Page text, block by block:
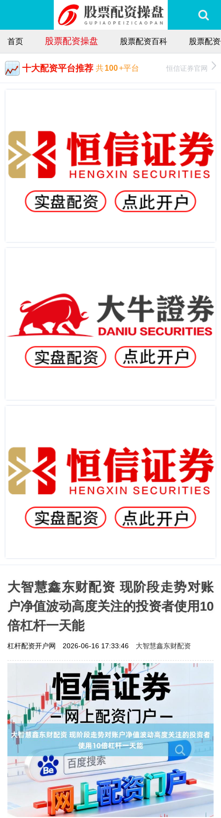
首页 股票配资操盘 股票配资百科 股票配
十大配资平台推荐 共100+平台 恒信证券官网
大智慧鑫东财配资 现阶段走势对账
户净值波动高度关注的投资者使用10
倍杠杆一天能
杠杆配资开户网 2026-06-16 17:33:46 大智慧鑫东财配资